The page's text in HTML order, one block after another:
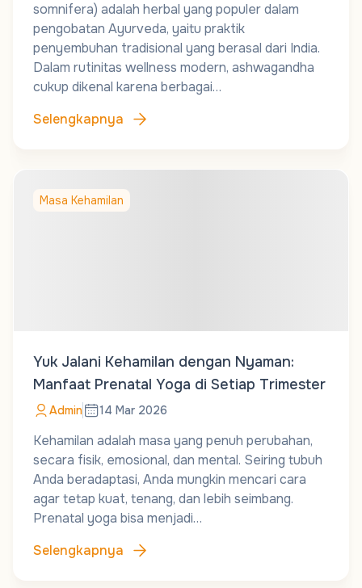
somnifera) adalah herbal yang populer dalam
pengobatan Ayurveda, yaitu praktik
penyembuhan tradisional yang berasal dari India.
Dalam rutinitas wellness modern, ashwagandha
cukup dikenal karena berbagai…
Selengkapnya
Masa Kehamilan
Yuk Jalani Kehamilan dengan Nyaman:
Manfaat Prenatal Yoga di Setiap Trimester
Admin 14 Mar 2026
Kehamilan adalah masa yang penuh perubahan,
secara fisik, emosional, dan mental. Seiring tubuh
Anda beradaptasi, Anda mungkin mencari cara
agar tetap kuat, tenang, dan lebih seimbang.
Prenatal yoga bisa menjadi…
Selengkapnya